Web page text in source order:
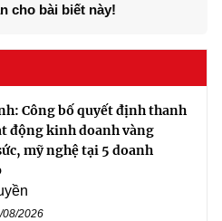
cho bài biết này!
Công bố quyết định thanh
động kinh doanh vàng
mỹ nghệ tại 5 doanh
08/2026